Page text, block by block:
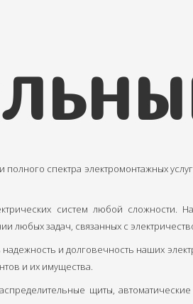
спектра электромонтажных
систем любой сложности.
любых задач, связанных с
и долговечность наших
и их имущества.
щиты,